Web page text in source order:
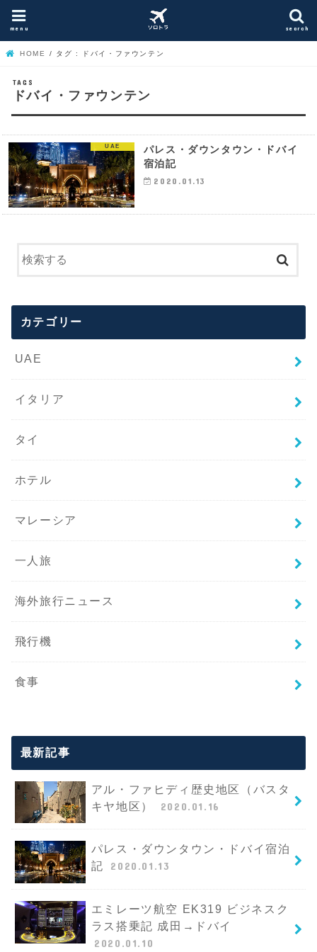
search
menu
HOME タグ : ドバイ・ファウンテン
ドバイ・ファウンテン
UAE
パレス・ダウンタウン・ドバイ
宿泊記
2020.01.13
カテゴリー
UAE
イタリア
タイ
ホテル
マレーシア
一人旅
海外旅行ニュース
飛行機
食事
最新記事
アル・ファヒディ歴史地区（バスタ
キヤ地区）
2020.01.16
パレス・ダウンタウン・ドバイ宿泊
記
2020.01.13
エミレーツ航空 EK319 ビジネスク
ラス搭乗記 成田→ドバイ
2020.01.10